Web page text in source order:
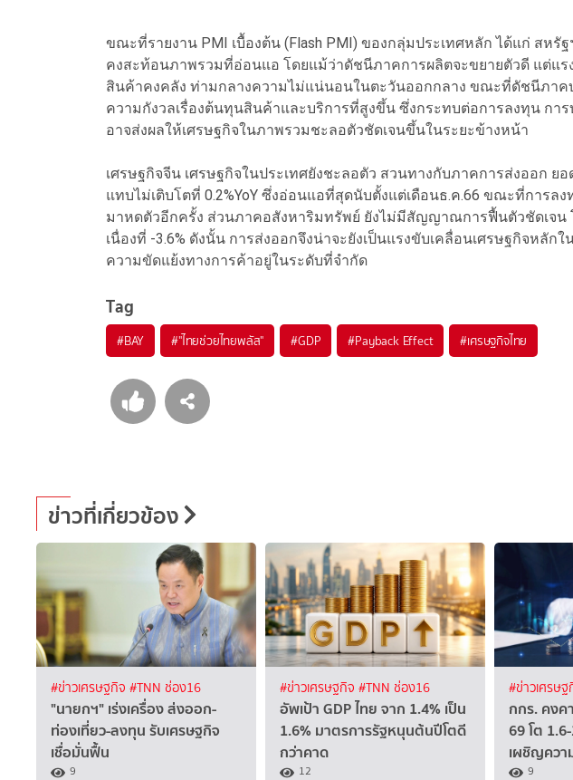
ขณะที่รายงาน PMI เบื้องต้น (Flash PMI) ของกลุ่มประเทศหลัก ได้แก่ สหรั
คงสะท้อนภาพรวมที่อ่อนแอ โดยแม้ว่าดัชนีภาคการผลิตจะขยายตัวดี แต่แ
สินค้าคงคลัง ท่ามกลางความไม่แน่นอนในตะวันออกกลาง ขณะที่ดัชนีภาค
ความกังวลเรื่องต้นทุนสินค้าและบริการที่สูงขึ้น ซึ่งกระทบต่อการลงทุน การ
อาจส่งผลให้เศรษฐกิจในภาพรวมชะลอตัวชัดเจนขึ้นในระยะข้างหน้า
เศรษฐกิจจีน เศรษฐกิจในประเทศยังชะลอตัว สวนทางกับภาคการส่งออก ย
แทบไม่เติบโตที่ 0.2%YoY ซึ่งอ่อนแอที่สุดนับตั้งแต่เดือนธ.ค.66 ขณะที่การล
มาหดตัวอีกครั้ง ส่วนภาคอสังหาริมทรัพย์ ยังไม่มีสัญญาณการฟื้นตัวชัดเจน
เนื่องที่ -3.6% ดังนั้น การส่งออกจึงน่าจะยังเป็นแรงขับเคลื่อนเศรษฐกิจหลัก
ความขัดแย้งทางการค้าอยู่ในระดับที่จำกัด
Tag
#BAY #"ไทยช่วยไทยพลัส" #GDP #Payback Effect #เศรษฐกิจไทย
ข่าวที่เกี่ยวข้อง
#ข่าวเศรษฐกิจ #TNN ช่อง16
"นายกฯ" เร่งเครื่อง ส่งออก-
ท่องเที่ยว-ลงทุน รับเศรษฐกิจ
เชื่อมั่นฟื้น
9
#ข่าวเศรษฐกิจ #TNN ช่อง16
อัพเป้า GDP ไทย จาก 1.4% เป็น
1.6% มาตรการรัฐหนุนต้นปีโตดี
กว่าคาด
12
#ข่าวเศรษฐ
กกร. คงค
69 โต
เผชิญควา
9